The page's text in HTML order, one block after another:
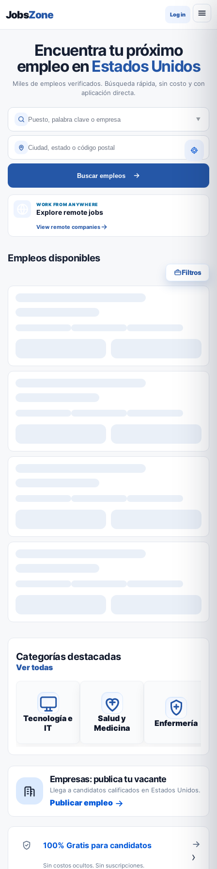
JobsZone Log in
Encuentra tu próximo
empleo en Estados Unidos
Miles de empleos verificados. Búsqueda rápida, sin costo y con
aplicación directa.
Buscar empleos
WORK FROM ANYWHERE
Explore remote jobs
View remote companies
Empleos disponibles
Filtros
Categorías destacadas
Ver todas
Tecnología e
IT
Salud y
Medicina
Enfermería
Empresas: publica tu vacante
Llega a candidatos calificados en Estados Unidos.
Publicar empleo
100% Gratis para candidatos
Sin costos ocultos. Sin suscripciones.